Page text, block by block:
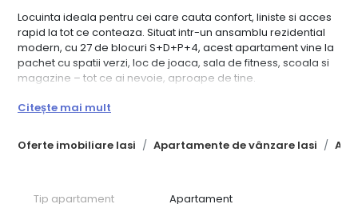
Oferte imobiliare Iasi Apartamente de vânzare Iasi
Locuinta ideala pentru cei care cauta confort, liniste si acces
rapid la tot ce conteaza. Situat intr-un ansamblu rezidential
modern, cu 27 de blocuri S+D+P+4, acest apartament vine la
pachet cu spatii verzi, loc de joaca, sala de fitness, scoala si
magazine – tot ce ai nevoie, aproape de tine.
Detalii apartament:
Decomandat: hol, bucatarie, living, baie, balcon
Se preda la cheie, finisaje la alegere
Pereti din caramida rosie (11.5 cm intre incaperi, 24 cm intre
Citește mai mult
Tip apartament Apartament